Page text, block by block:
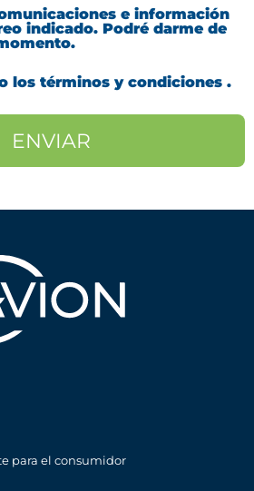
e información
indicado. Podré darme de
los términos y condiciones .
para el consumidor